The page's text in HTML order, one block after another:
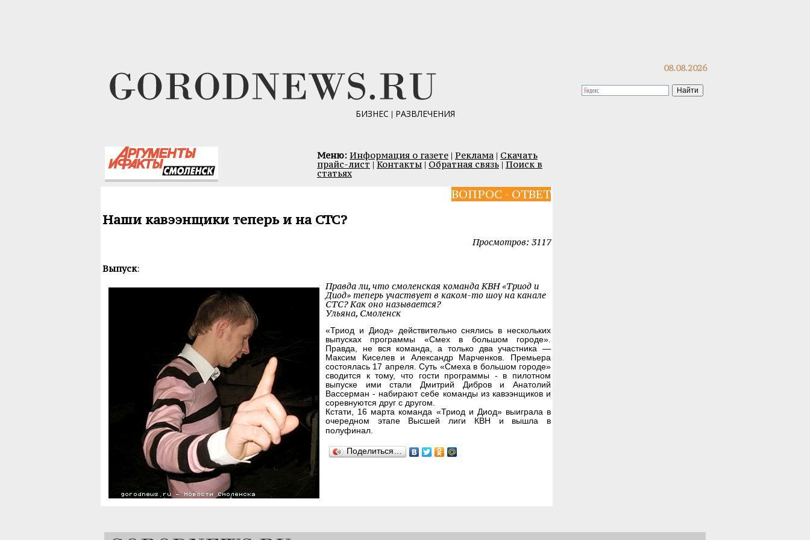
08.08.2026
БИЗНЕС | РАЗВЛЕЧЕНИЯ
Меню: Информация о газете | Реклама | Скачать
прайс-лист |Контакты | Обратная связь | Поиск в
статьях
ВОПРОС - ОТВЕТ
Наши кавээнщики теперь и на СТС?
Просмотров: 3117
Выпуск:
Правда ли, что смоленская команда КВН «Триод и
Диод» теперь участвует в каком-то шоу на канале
СТС? Как оно называется?
Ульяна, Смоленск
«Триод и Диод» действительно снялись в нескольких
выпусках программы «Смех в большом городе».
Правда, не вся команда, а только два участника —
Максим Киселев и Александр Марченков. Премьера
состоялась 17 апреля. Суть «Смеха в большом городе»
сводится к тому, что гости программы - в пилотном
выпуске ими стали Дмитрий Дибров и Анатолий
Вассерман - набирают себе команды из кавээнщиков и
соревнуются друг с другом.
Кстати, 16 марта команда «Триод и Диод» выиграла в
очередном этапе Высшей лиги КВН и вышла в
полуфинал.
Поделиться…